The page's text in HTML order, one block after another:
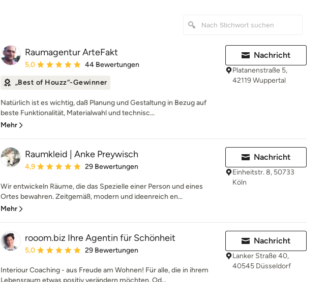
Raumagentur ArteFakt
Durchschnittliche Bewertung: 5 von 5 Sternen
5,0 44 Bewertungen
„Best of Houzz“-Gewinner
Natürlich ist es wichtig, daß Planung und Gestaltung in Bezug auf
beste Funktionalität, Materialwahl und technisc...
Mehr
Nachricht
Platanenstraße 5,
42119 Wuppertal
Raumkleid | Anke Preywisch
Durchschnittliche Bewertung: 4.9 von 5 Sternen
4,9 29 Bewertungen
Wir entwickeln Räume, die das Spezielle einer Person und eines
Ortes bewahren. Zeitgemäß, modern und ideenreich en...
Mehr
Nachricht
Einheitstr. 8, 50733
Köln
rooom.biz Ihre Agentin für Schönheit
Durchschnittliche Bewertung: 5 von 5 Sternen
5,0 29 Bewertungen
Interiour Coaching - aus Freude am Wohnen! Für alle, die in ihrem
Lebensraum etwas positiv verändern möchten. Od...
Nachricht
Lanker Straße 40,
40545 Düsseldorf